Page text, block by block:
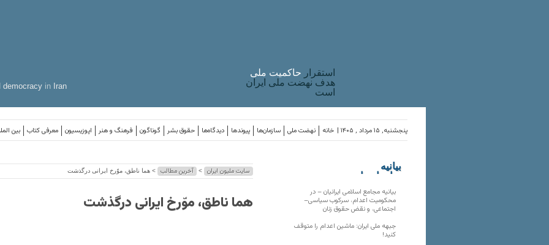
democracy in Iran
استقرار حاکميت ملی
هدف نهضت ملی ایران
است
بین معرفی کتاب اپوزیسیون فرهنگ و هنر گوناگون حقوق بشر دیدگاه‌ها پیوندها سازمان‌ها نهضت ملی خانه پنجشنبه, ۱۵ مرداد , ۱۴۰۵ |
سایت ملیون ایران > آخرین مطالب > هما ناطق، موّرخ ایرانی درگذشت
هما ناطق، موّرخ ایرانی درگذشت
بیانیه
سازمان‌های
بیانیه مجامع اسلامی ایرانیان – در
محکومیت اعدام، سرکوب سیاسی–
اجتماعی، و نقض حقوق زنان
جبهه ملی ایران: ماشین اعدام را متوقف
کنید!